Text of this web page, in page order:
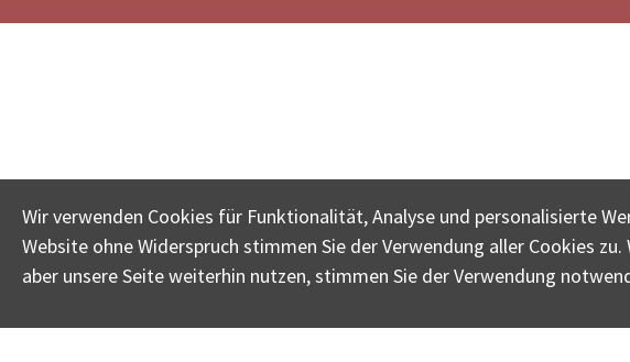
Wir verwenden Cookies für Funktionalität, Analyse und personalisierte
Website ohne Widerspruch stimmen Sie der Verwendung aller Cookies
aber unsere Seite weiterhin nutzen, stimmen Sie der Verwendung
www.betreibungsschalter-